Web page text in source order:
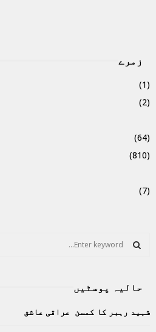
زمرے
(1)
(2)
(64)
(810)
(7)
f
E
A
حالیہ پوسٹیں
شہید رہبر کا کمسن عراقی عاشق